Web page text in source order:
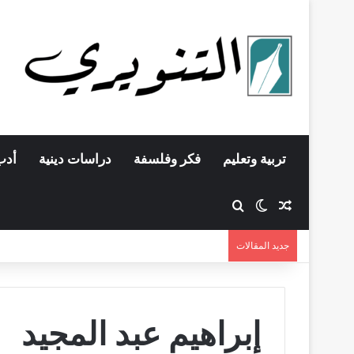
تربية وتعليم فكر وفلسفة دراسات دينية
مقال عشوائي
الوضع المظلم
جديد المقالات
إبراهيم عبد المجيد